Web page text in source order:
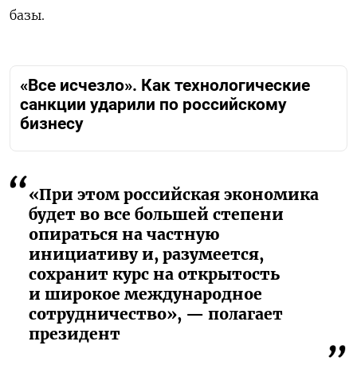
базы.
«Все исчезло». Как технологические
санкции ударили по российскому
бизнесу
«При этом российская экономика
будет во все большей степени
опираться на частную
инициативу и, разумеется,
сохранит курс на открытость
и широкое международное
сотрудничество», — полагает
президент